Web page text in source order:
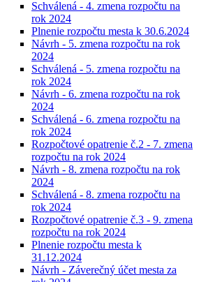
Schválená - 4. zmena rozpočtu na
rok 2024
Plnenie rozpočtu mesta k 30.6.2024
Návrh - 5. zmena rozpočtu na rok
2024
Schválená - 5. zmena rozpočtu na
rok 2024
Návrh - 6. zmena rozpočtu na rok
2024
Schválená - 6. zmena rozpočtu na
rok 2024
Rozpočtové opatrenie č.2 - 7. zmena
rozpočtu na rok 2024
Návrh - 8. zmena rozpočtu na rok
2024
Schválená - 8. zmena rozpočtu na
rok 2024
Rozpočtové opatrenie č.3 - 9. zmena
rozpočtu na rok 2024
Plnenie rozpočtu mesta k
31.12.2024
Návrh - Záverečný účet mesta za